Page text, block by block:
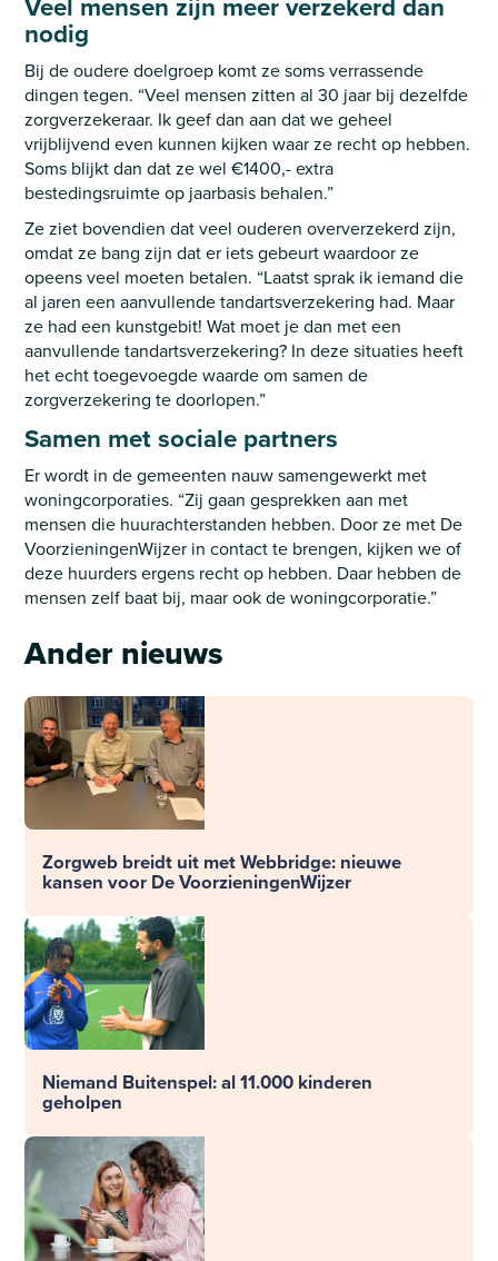
nodig
Bij de oudere doelgroep komt ze soms verrassende
dingen tegen. “Veel mensen zitten al 30 jaar bij dezelfde
zorgverzekeraar. Ik geef dan aan dat we geheel
vrijblijvend even kunnen kijken waar ze recht op hebben.
Soms blijkt dan dat ze wel €1400,- extra
bestedingsruimte op jaarbasis behalen.”
Ze ziet bovendien dat veel ouderen oververzekerd zijn,
omdat ze bang zijn dat er iets gebeurt waardoor ze
opeens veel moeten betalen. “Laatst sprak ik iemand die
al jaren een aanvullende tandartsverzekering had. Maar
ze had een kunstgebit! Wat moet je dan met een
aanvullende tandartsverzekering? In deze situaties heeft
het echt toegevoegde waarde om samen de
zorgverzekering te doorlopen.”
Samen met sociale partners
Er wordt in de gemeenten nauw samengewerkt met
woningcorporaties. “Zij gaan gesprekken aan met
mensen die huurachterstanden hebben. Door ze met De
VoorzieningenWijzer in contact te brengen, kijken we of
deze huurders ergens recht op hebben. Daar hebben de
mensen zelf baat bij, maar ook de woningcorporatie.”
Ander nieuws
Zorgweb breidt uit met Webbridge: nieuwe
kansen voor De VoorzieningenWijzer
Niemand Buitenspel: al 11.000 kinderen
geholpen